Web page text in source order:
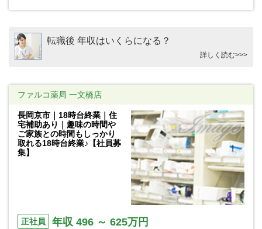
転職後 年収はいくらになる？
詳しく読む>>>
ファルコ薬局 一文橋店
長岡京市｜18時台終業｜住
宅補助あり｜趣味の時間や
ご家族との時間もしっかり
取れる18時台終業♪【社員募
集】
正社員 年収 496 ～ 625万円